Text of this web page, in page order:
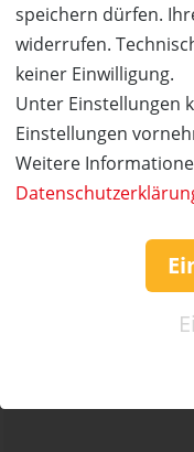
speichern dürfen.
widerrufen.
keiner Einwilligung.
Unter Einstellungen
Einstellungen
Weitere
Essen & Trinken